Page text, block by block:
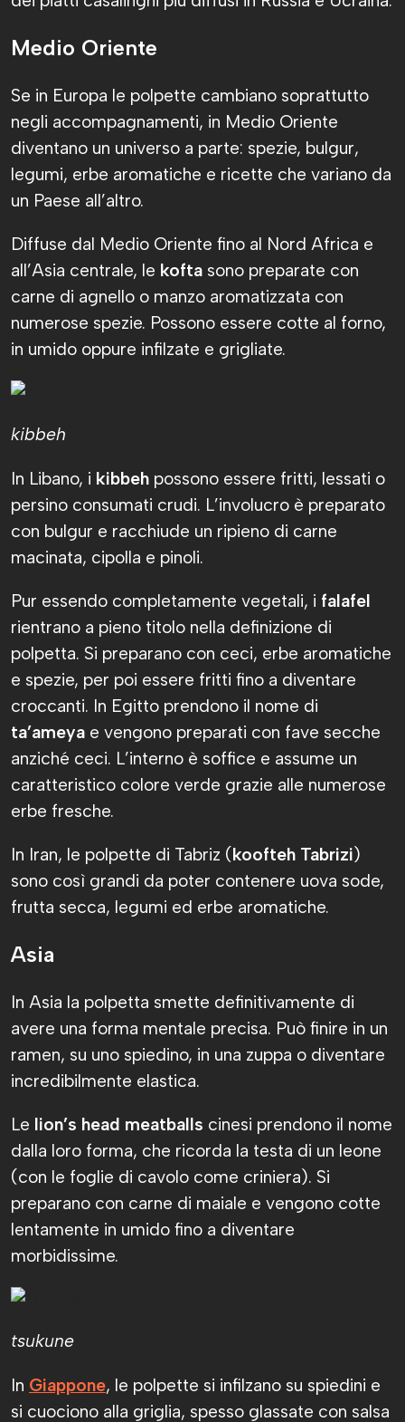
Medio Oriente
Se in Europa le polpette cambiano soprattutto
negli accompagnamenti, in Medio Oriente
diventano un universo a parte: spezie, bulgur,
legumi, erbe aromatiche e ricette che variano da
un Paese all’altro.
Diffuse dal Medio Oriente fino al Nord Africa e
all’Asia centrale, le kofta sono preparate con
carne di agnello o manzo aromatizzata con
numerose spezie. Possono essere cotte al forno,
in umido oppure infilzate e grigliate.
kibbeh
In Libano, i kibbeh possono essere fritti, lessati o
persino consumati crudi. L’involucro è preparato
con bulgur e racchiude un ripieno di carne
macinata, cipolla e pinoli.
Pur essendo completamente vegetali, i falafel
rientrano a pieno titolo nella definizione di
polpetta. Si preparano con ceci, erbe aromatiche
e spezie, per poi essere fritti fino a diventare
croccanti. In Egitto prendono il nome di
ta’ameya e vengono preparati con fave secche
anziché ceci. L’interno è soffice e assume un
caratteristico colore verde grazie alle numerose
erbe fresche.
In Iran, le polpette di Tabriz (koofteh Tabrizi)
sono così grandi da poter contenere uova sode,
frutta secca, legumi ed erbe aromatiche.
Asia
In Asia la polpetta smette definitivamente di
avere una forma mentale precisa. Può finire in un
ramen, su uno spiedino, in una zuppa o diventare
incredibilmente elastica.
Le lion’s head meatballs cinesi prendono il nome
dalla loro forma, che ricorda la testa di un leone
(con le foglie di cavolo come criniera). Si
preparano con carne di maiale e vengono cotte
lentamente in umido fino a diventare
morbidissime.
tsukune
In Giappone, le polpette si infilzano su spiedini e
si cuociono alla griglia, spesso glassate con salsa